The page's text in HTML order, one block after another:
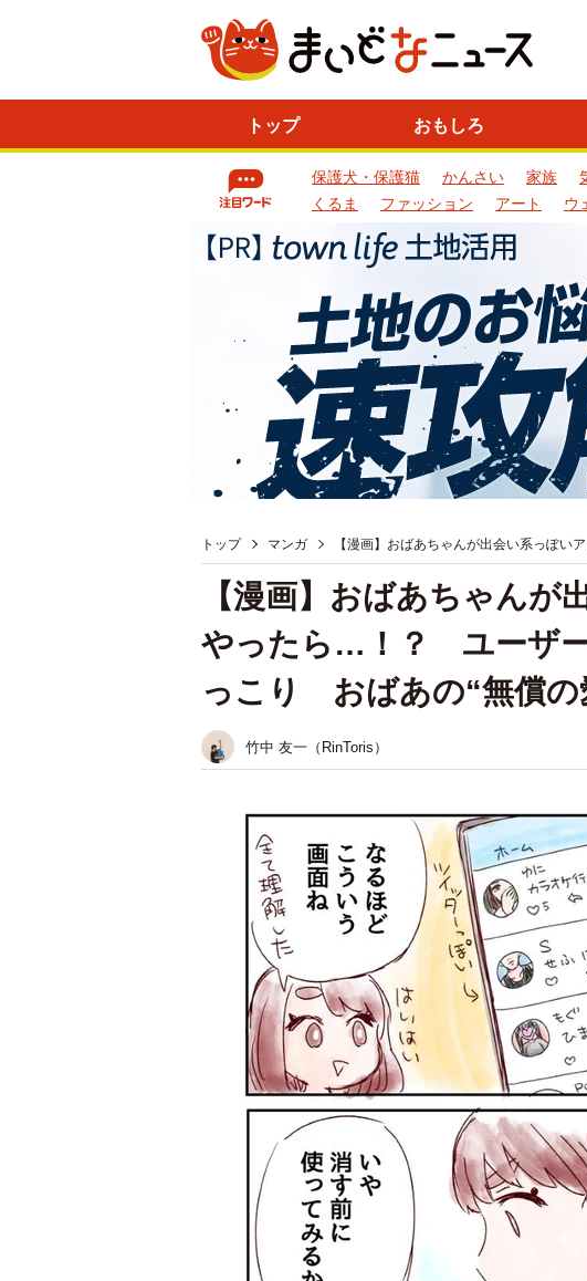
トップ おもしろ
保護犬・保護猫 かんさい 家族
くるま
ファッション アート ウ
トップ マンガ 【漫画】おばあちゃんが出会い系っぽ
【漫画】おばあちゃんが
やったら…！？ ユーザ
っこり おばあの“無償の
竹中 友一（RinToris）